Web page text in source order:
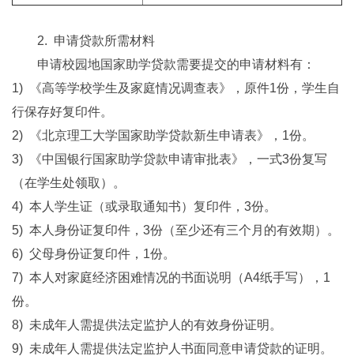
2. 申请贷款所需材料
申请校园地国家助学贷款需要提交的申请材料有：
1) 《高等学校学生及家庭情况调查表》，原件1份，学生自
行保存好复印件。
2) 《北京理工大学国家助学贷款新生申请表》，1份。
3) 《中国银行国家助学贷款申请审批表》，一式3份复写
（在学生处领取）。
4) 本人学生证（或录取通知书）复印件，3份。
5) 本人身份证复印件，3份（至少还有三个月的有效期）。
6) 父母身份证复印件，1份。
7) 本人对家庭经济困难情况的书面说明（A4纸手写），1
份。
8) 未成年人需提供法定监护人的有效身份证明。
9) 未成年人需提供法定监护人书面同意申请贷款的证明。